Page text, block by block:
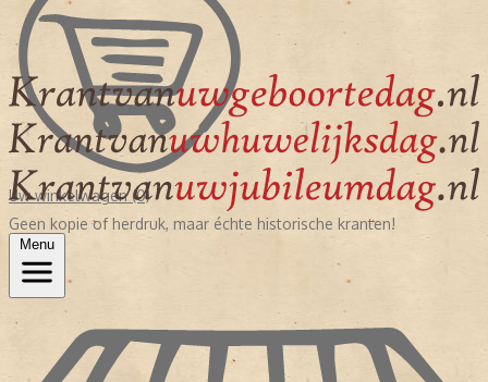
Uw winkelwagen (0)
Geen kopie of herdruk, maar échte historische kranten!
Menu